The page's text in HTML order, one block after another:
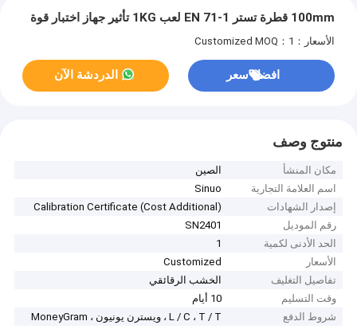
100mm قطرة تستر EN 71-1 لعب 1KG تأثير جهاز اختبار قوة
الأسعار：Customized MOQ：1
افضل سعر الدردشة الآن
منتوج وصف
مكان المنشأ
الصين
اسم العلامة التجارية
Sinuo
إصدار الشهادات
Calibration Certificate (Cost Additional)
رقم الموديل
SN2401
الحد الأدنى لكمية
1
الأسعار
Customized
تفاصيل التغليف
الخشب الرقائقي
وقت التسليم
10 أيام
شروط الدفع
L / C ، T / T ، ويسترن يونيون ، MoneyGram